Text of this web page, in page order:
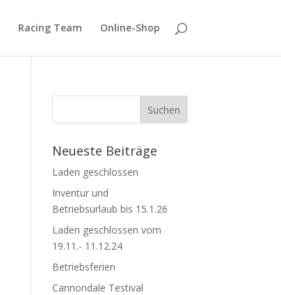
Racing Team Online-Shop
Neueste Beiträge
Laden geschlossen
Inventur und
Betriebsurlaub bis 15.1.26
Laden geschlossen vom
19.11.- 11.12.24
Betriebsferien
Cannondale Testival